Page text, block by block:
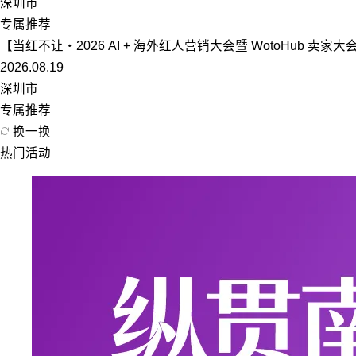
专属推荐
【当红不让・2026 AI + 海外红人营销大会暨 WotoHub 卖家大
2026.08.19
深圳市
专属推荐
换一换
热门活动